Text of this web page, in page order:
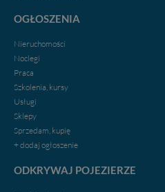
OGŁOSZENIA
Nieruchomości
Noclegi
Praca
Szkolenia, kursy
Usługi
Sklepy
Sprzedam, kupię
+ dodaj ogłoszenie
ODKRYWAJ POJEZIERZE
Administratorem Twoich
Piastowskim 10B/10. Możesz
za pośrednictwem tej
W każdej chwili możesz:
praw w odniesieniu do
cookies. Twoja przeglądarka
tych plików - w pewnych